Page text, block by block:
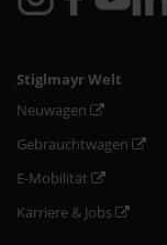
Stiglmayr Welt
Neuwagen
Gebrauchtwagen
E-Mobilität
Karriere & Jobs